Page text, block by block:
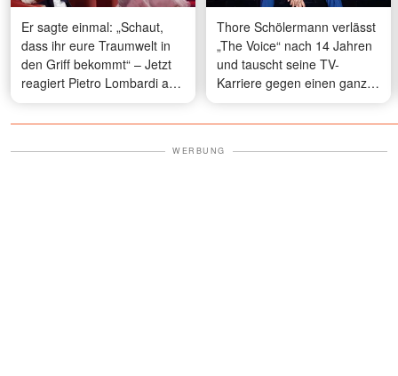
Er sagte einmal: „Schaut,
dass ihr eure Traumwelt in
den Griff bekommt“ – Jetzt
reagiert Pietro Lombardi auf
Sarah Engels' Eurovision-
Beitrag
Thore Schölermann verlässt
„The Voice“ nach 14 Jahren
und tauscht seine TV-
Karriere gegen einen ganz
normalen Job ein
WERBUNG